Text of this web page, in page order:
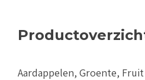
Aardappelen, Groente, Fruit